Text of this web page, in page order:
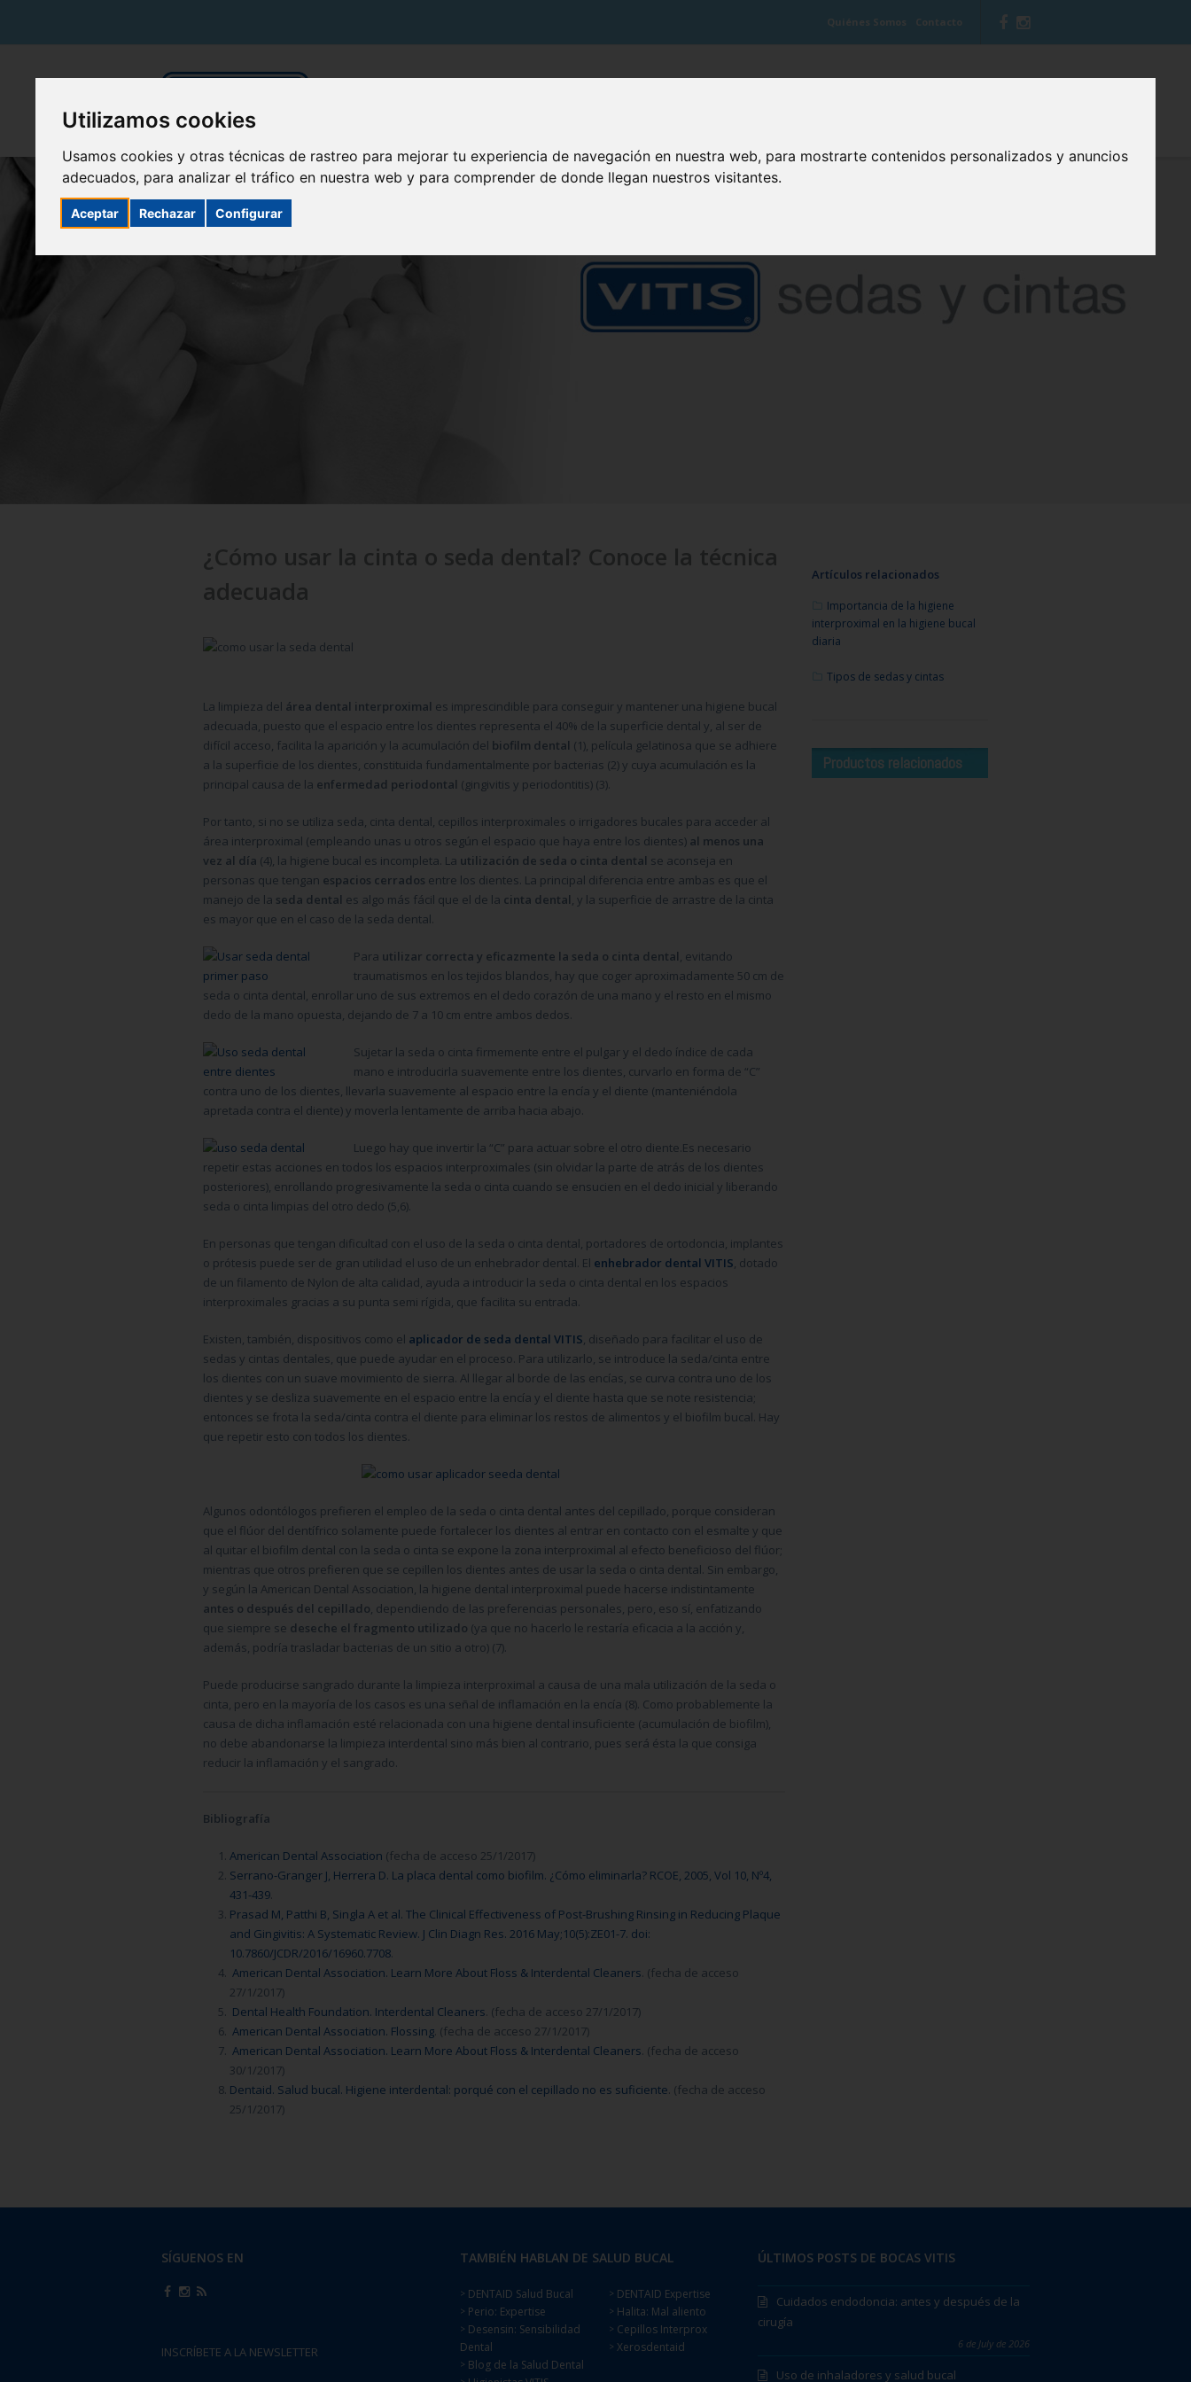
Utilizamos cookies
Usamos cookies y otras técnicas de rastreo para mejorar tu experiencia de navegación en nuestra web, para mostrarte contenidos personalizados y anuncios
adecuados, para analizar el tráfico en nuestra web y para comprender de donde llegan nuestros visitantes.
Aceptar Rechazar Configurar
Quiénes Somos Contacto
¿Cómo usar la cinta o seda dental? Conoce la técnica
adecuada
La limpieza del área dental interproximal es imprescindible para conseguir y mantener una higiene bucal
adecuada, puesto que el espacio entre los dientes representa el 40% de la superficie dental y, al ser de
difícil acceso, facilita la aparición y la acumulación del biofilm dental (1), película gelatinosa que se adhiere
a la superficie de los dientes, constituida fundamentalmente por bacterias (2) y cuya acumulación es la
principal causa de la enfermedad periodontal (gingivitis y periodontitis) (3).
Por tanto, si no se utiliza seda, cinta dental, cepillos interproximales o irrigadores bucales para acceder al
área interproximal (empleando unas u otros según el espacio que haya entre los dientes) al menos una
vez al día (4), la higiene bucal es incompleta. La utilización de seda o cinta dental se aconseja en
personas que tengan espacios cerrados entre los dientes. La principal diferencia entre ambas es que el
manejo de la seda dental es algo más fácil que el de la cinta dental, y la superficie de arrastre de la cinta
es mayor que en el caso de la seda dental.
Para utilizar correcta y eficazmente la seda o cinta dental, evitando
traumatismos en los tejidos blandos, hay que coger aproximadamente 50 cm de
seda o cinta dental, enrollar uno de sus extremos en el dedo corazón de una mano y el resto en el mismo
dedo de la mano opuesta, dejando de 7 a 10 cm entre ambos dedos.
Sujetar la seda o cinta firmemente entre el pulgar y el dedo índice de cada
mano e introducirla suavemente entre los dientes, curvarlo en forma de “C”
contra uno de los dientes, llevarla suavemente al espacio entre la encía y el diente (manteniéndola
apretada contra el diente) y moverla lentamente de arriba hacia abajo.
Luego hay que invertir la “C” para actuar sobre el otro diente.Es necesario
repetir estas acciones en todos los espacios interproximales (sin olvidar la parte de atrás de los dientes
posteriores), enrollando progresivamente la seda o cinta cuando se ensucien en el dedo inicial y liberando
seda o cinta limpias del otro dedo (5,6).
En personas que tengan dificultad con el uso de la seda o cinta dental, portadores de ortodoncia, implantes
o prótesis puede ser de gran utilidad el uso de un enhebrador dental. El enhebrador dental VITIS, dotado
de un filamento de Nylon de alta calidad, ayuda a introducir la seda o cinta dental en los espacios
interproximales gracias a su punta semi rígida, que facilita su entrada.
Existen, también, dispositivos como el aplicador de seda dental VITIS, diseñado para facilitar el uso de
sedas y cintas dentales, que puede ayudar en el proceso. Para utilizarlo, se introduce la seda/cinta entre
los dientes con un suave movimiento de sierra. Al llegar al borde de las encías, se curva contra uno de los
dientes y se desliza suavemente en el espacio entre la encía y el diente hasta que se note resistencia;
entonces se frota la seda/cinta contra el diente para eliminar los restos de alimentos y el biofilm bucal. Hay
que repetir esto con todos los dientes.
Algunos odontólogos prefieren el empleo de la seda o cinta dental antes del cepillado, porque consideran
que el flúor del dentífrico solamente puede fortalecer los dientes al entrar en contacto con el esmalte y que
al quitar el biofilm dental con la seda o cinta se expone la zona interproximal al efecto beneficioso del flúor;
mientras que otros prefieren que se cepillen los dientes antes de usar la seda o cinta dental. Sin embargo,
y según la American Dental Association, la higiene dental interproximal puede hacerse indistintamente
antes o después del cepillado, dependiendo de las preferencias personales, pero, eso sí, enfatizando
que siempre se deseche el fragmento utilizado (ya que no hacerlo le restaría eficacia a la acción y,
además, podría trasladar bacterias de un sitio a otro) (7).
Puede producirse sangrado durante la limpieza interproximal a causa de una mala utilización de la seda o
cinta, pero en la mayoría de los casos es una señal de inflamación en la encía (8). Como probablemente la
causa de dicha inflamación esté relacionada con una higiene dental insuficiente (acumulación de biofilm),
no debe abandonarse la limpieza interdental sino más bien al contrario, pues será ésta la que consiga
reducir la inflamación y el sangrado.
Bibliografía
American Dental Association (fecha de acceso 25/1/2017)
Serrano-Granger J, Herrera D. La placa dental como biofilm. ¿Cómo eliminarla? RCOE, 2005, Vol 10, Nº4,
431-439.
Prasad M, Patthi B, Singla A et al. The Clinical Effectiveness of Post-Brushing Rinsing in Reducing Plaque
and Gingivitis: A Systematic Review. J Clin Diagn Res. 2016 May;10(5):ZE01-7. doi:
10.7860/JCDR/2016/16960.7708.
American Dental Association. Learn More About Floss & Interdental Cleaners. (fecha de acceso
27/1/2017)
Dental Health Foundation. Interdental Cleaners. (fecha de acceso 27/1/2017)
American Dental Association. Flossing. (fecha de acceso 27/1/2017)
American Dental Association. Learn More About Floss & Interdental Cleaners. (fecha de acceso
30/1/2017)
Dentaid. Salud bucal. Higiene interdental: porqué con el cepillado no es suficiente. (fecha de acceso
25/1/2017)
Artículos relacionados
Importancia de la higiene
interproximal en la higiene bucal
diaria
Tipos de sedas y cintas
Productos relacionados
SÍGUENOS EN
INSCRÍBETE A LA NEWSLETTER
TAMBIÉN HABLAN DE SALUD BUCAL
> DENTAID Salud Bucal
> Perio: Expertise
> Desensin: Sensibilidad
Dental
> Blog de la Salud Dental
> DENTAID Expertise
> Halita: Mal aliento
> Cepillos Interprox
> Xerosdentaid
ÚLTIMOS POSTS DE BOCAS VITIS
Cuidados endodoncia: antes y después de la
cirugía
6 de July de 2026
Uso de inhaladores y salud bucal